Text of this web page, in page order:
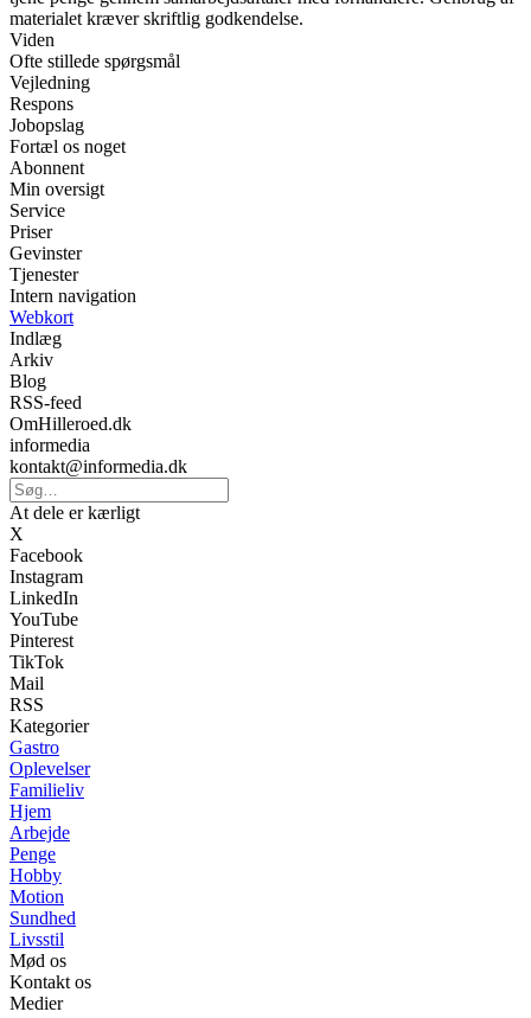
materialet kræver skriftlig godkendelse.
Viden
Ofte stillede spørgsmål
Vejledning
Respons
Jobopslag
Fortæl os noget
Abonnent
Min oversigt
Service
Priser
Gevinster
Tjenester
Intern navigation
Webkort
Indlæg
Arkiv
Blog
RSS-feed
OmHilleroed.dk
informedia
kontakt@informedia.dk
At dele er kærligt
X
Facebook
Instagram
LinkedIn
YouTube
Pinterest
TikTok
Mail
RSS
Kategorier
Gastro
Oplevelser
Familieliv
Hjem
Arbejde
Penge
Hobby
Motion
Sundhed
Livsstil
Mød os
Kontakt os
Medier